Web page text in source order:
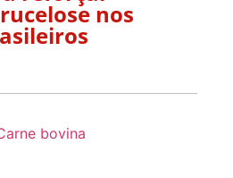
nos